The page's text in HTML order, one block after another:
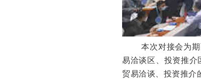
本次对接会为
易洽谈区、投资推介
贸易洽谈、投资推介